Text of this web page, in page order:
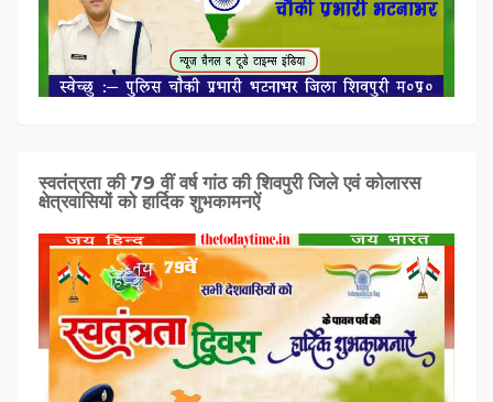
स्वतंत्रता की 79 वीं वर्ष गांठ की शिवपुरी जिले एवं कोलारस
क्षेत्रवासियों को हार्दिक शुभकामनऐं